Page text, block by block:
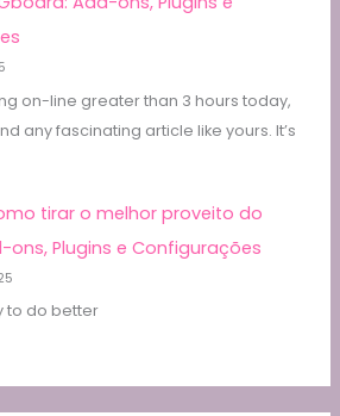
on-line greater than 3 hours today,
any fascinating article like yours. It’s
tirar o melhor proveito do
ons, Plugins e Configurações
to do better